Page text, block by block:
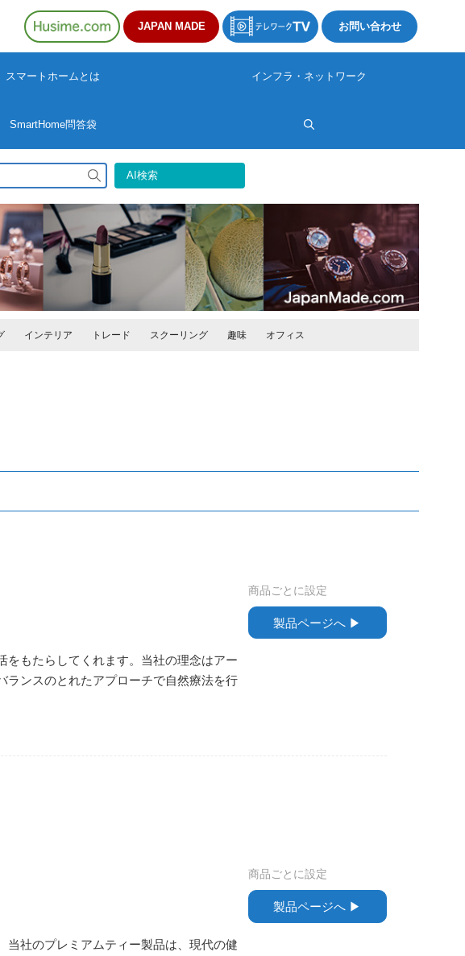
JAPAN MADE お問い合わせ
スマートホームとは インフラ・ネットワーク
SmartHome問答袋
検
索
AI検索
インテリア トレード スクーリング 趣味 オフィス
をもたらしてくれます。当社の理念はアー
ランスのとれたアプローチで自然療法を行
商品ごとに設定
製品ページへ ▶︎
当社のプレミアムティー製品は、現代の健
商品ごとに設定
製品ページへ ▶︎